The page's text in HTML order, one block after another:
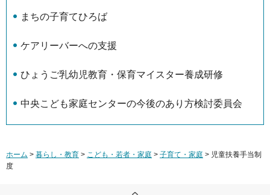
まちの子育てひろば
ケアリーバーへの支援
ひょうご乳幼児教育・保育マイスター養成研修
中央こども家庭センターの今後のあり方検討委員会
ホーム > 暮らし・教育 > こども・若者・家庭 > 子育て・家庭 > 児童扶養手当制
度